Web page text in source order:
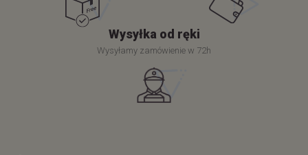
Wysyłka od ręki
Wysyłamy zamówienie w 72h